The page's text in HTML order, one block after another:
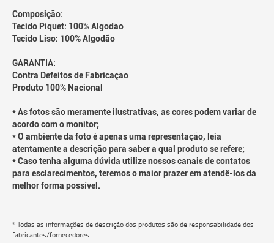
Composição:
Tecido Piquet: 100% Algodão
Tecido Liso: 100% Algodão
GARANTIA:
Contra Defeitos de Fabricação
Produto 100% Nacional
* As fotos são meramente ilustrativas, as cores podem variar de
acordo com o monitor;
* O ambiente da foto é apenas uma representação, leia
atentamente a descrição para saber a qual produto se refere;
* Caso tenha alguma dúvida utilize nossos canais de contatos
para esclarecimentos, teremos o maior prazer em atendê-los da
melhor forma possível.
* Todas as informações de descrição dos produtos são de responsabilidade dos
fabricantes/fornecedores.